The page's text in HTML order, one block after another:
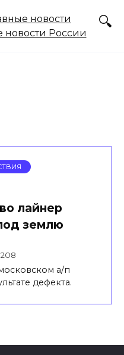
лайнер
землю
208
а/п
дефекта.